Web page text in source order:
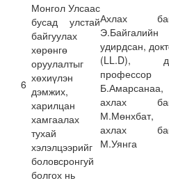
6
Монгол Улсаас
бусад улстай
байгуулах
хөрөнгө
оруулалтыг
хөхиүлэн
дэмжих,
харилцан
хамгаалах
тухай
хэлэлцээрийг
боловсронгуй
болгох нь
Ахлах
Э.Байгалийн
удирдсан,
(LL.D),
профессор
Б.Амарсанаа,
ахлах
М.Мөнхбат,
ахлах
М.Уянга